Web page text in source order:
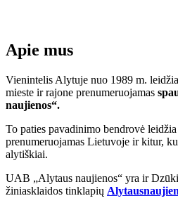
Apie mus
Vienintelis Alytuje nuo 1989 m.
mieste ir rajone prenumeruojamas
naujienos“.
To paties pavadinimo bendrovė
prenumeruojamas Lietuvoje ir kitur,
alytiškiai.
UAB „Alytaus naujienos“ yra ir
žiniasklaidos tinklapių